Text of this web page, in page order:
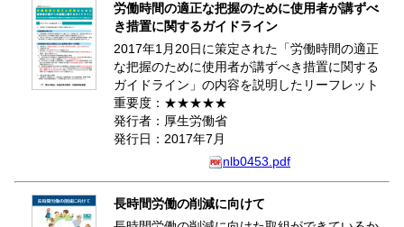
労働時間の適正な把握のために使用者が講ずべ
き措置に関するガイドライン
2017年1月20日に策定された「労働時間の適正
な把握のために使用者が講ずべき措置に関する
ガイドライン」の内容を説明したリーフレット
重要度：★★★★★
発行者：厚生労働省
発行日：2017年7月
nlb0453.pdf
長時間労働の削減に向けて